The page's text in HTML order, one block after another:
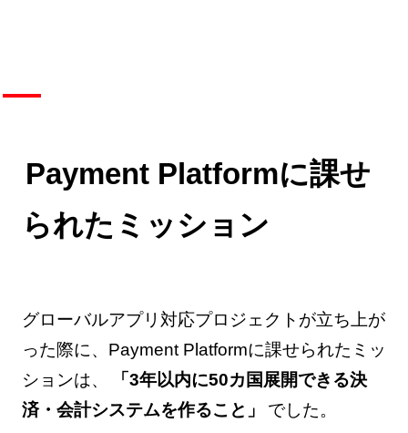
Payment Platformに課せ
られたミッション
グローバルアプリ対応プロジェクトが立ち上が
った際に、Payment Platformに課せられたミッ
ションは、
「3年以内に50カ国展開できる決
済・会計システムを作ること」
でした。